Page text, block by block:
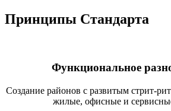
Принципы Стандарта
Функциональное
Создание районов с развитым стрит-
жилые, офисные и